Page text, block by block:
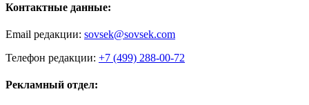
Контактные данные:
Email редакции: sovsek@sovsek.com
Телефон редакции: +7 (499) 288-00-72
Рекламный отдел: